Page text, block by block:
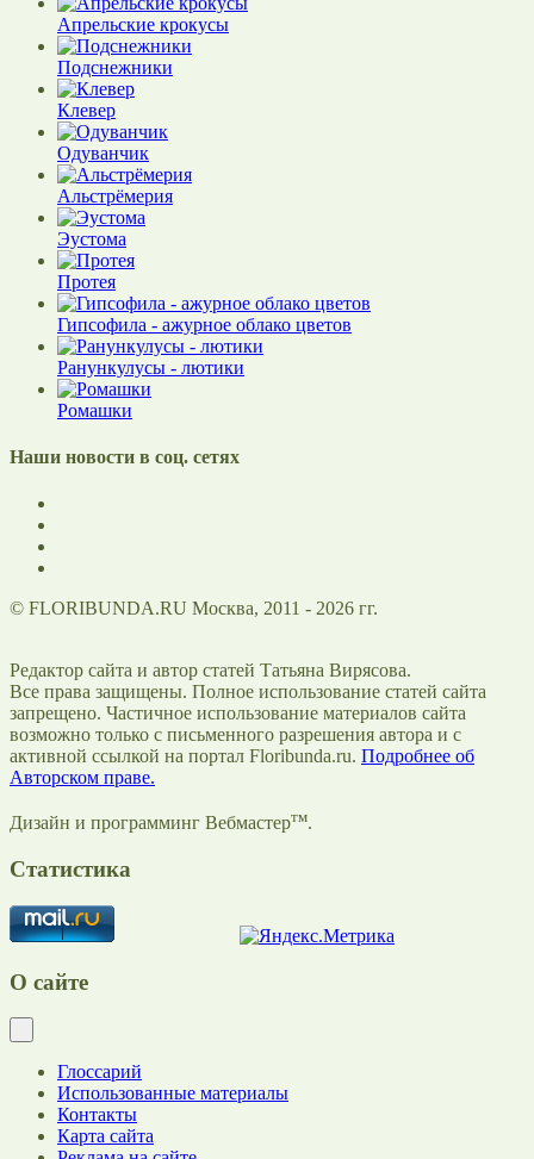
Апрельские крокусы
Подснежники
Клевер
Одуванчик
Альстрёмерия
Эустома
Протея
Гипсофила - ажурное облако цветов
Ранункулусы - лютики
Ромашки
Наши новости в соц. сетях
© FLORIBUNDA.RU Москва, 2011 - 2026 гг.
Редактор сайта и автор статей Татьяна Вирясова.
Все права защищены. Полное использование статей сайта
запрещено. Частичное использование материалов сайта
возможно только с письменного разрешения автора и с
активной ссылкой на портал Floribunda.ru. Подробнее об
Авторском праве.
Дизайн и программинг Вебмастертм.
Статистика
О сайте
Глоссарий
Использованные материалы
Контакты
Карта сайта